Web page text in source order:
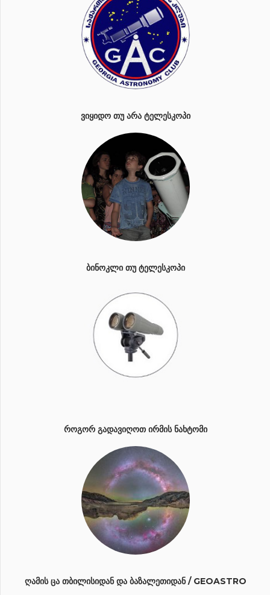
ᲕᲘᲧᲘᲓᲝ ᲗᲣ ᲐᲠᲐ ᲢᲔᲚᲔᲡᲙᲝᲞᲘ
ᲑᲘᲜᲝᲙᲚᲘ ᲗᲣ ᲢᲔᲚᲔᲡᲙᲝᲞᲘ
ᲠᲝᲒᲝᲠ ᲒᲐᲓᲐᲕᲘᲦᲝᲗ ᲘᲠᲛᲘᲡ ᲜᲐᲮᲢᲝᲛᲘ
ᲦᲐᲛᲘᲡ ᲪᲐ ᲗᲑᲘᲚᲘᲡᲘᲓᲐᲜ ᲓᲐ ᲑᲐᲖᲐᲚᲔᲗᲘᲓᲐᲜ / GEOASTRO